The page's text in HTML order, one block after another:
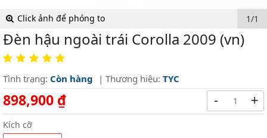
Click ảnh để phóng to 1/1
Đèn hậu ngoài trái Corolla 2009 (vn)
Tình trạng: Còn hàng | Thương hiệu: TYC
898,900 ₫
Kích cỡ
- +